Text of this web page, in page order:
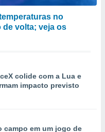
no
de volta; veja os
colide com a Lua e
impacto previsto
campo em um jogo de